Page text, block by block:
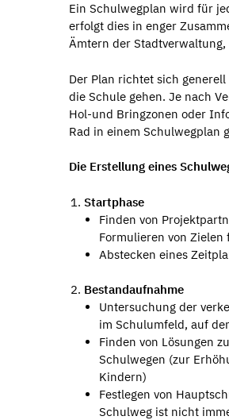
Ein Schulwegplan wird für
erfolgt dies in enger
Ämtern der
Der Plan richtet sich
die Schule gehen. Je nach
Hol-und Bringzonen oder
Rad in einem Schulwegplan
Die Erstellung eines
Startphase
Finden von
Formulieren von
Abstecken eines
Bestandaufnahme
Untersuchung der
im Schulumfeld, auf
Finden von Lösungen
Schulwegen (zur
Kindern)
Festlegen von
Schulweg ist nicht